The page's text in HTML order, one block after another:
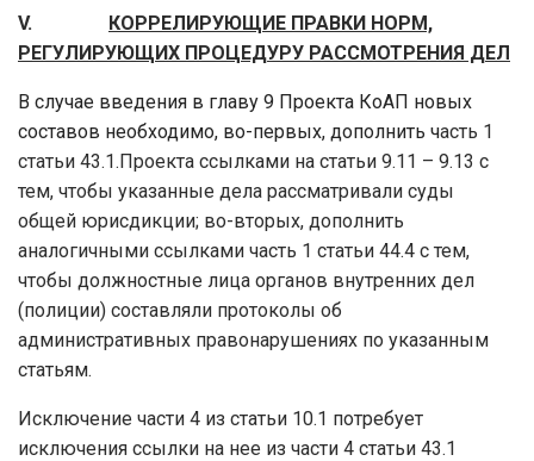
V. КОРРЕЛИРУЮЩИЕ ПРАВКИ НОРМ,
РЕГУЛИРУЮЩИХ ПРОЦЕДУРУ РАССМОТРЕНИЯ ДЕЛ
В случае введения в главу 9 Проекта КоАП новых
составов необходимо, во-первых, дополнить часть 1
статьи 43.1.Проекта ссылками на статьи 9.11 – 9.13 с
тем, чтобы указанные дела рассматривали суды
общей юрисдикции; во-вторых, дополнить
аналогичными ссылками часть 1 статьи 44.4 с тем,
чтобы должностные лица органов внутренних дел
(полиции) составляли протоколы об
административных правонарушениях по указанным
статьям.
Исключение части 4 из статьи 10.1 потребует
исключения ссылки на нее из части 4 статьи 43.1